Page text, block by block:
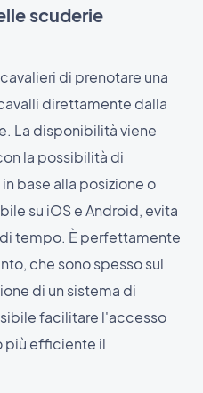
scuderie
di prenotare una
direttamente dalla
La disponibilità viene
la possibilità di
base alla posizione o
su iOS e Android, evita
tempo. È perfettamente
che sono spesso sul
di un sistema di
facilitare l'accesso
più efficiente il